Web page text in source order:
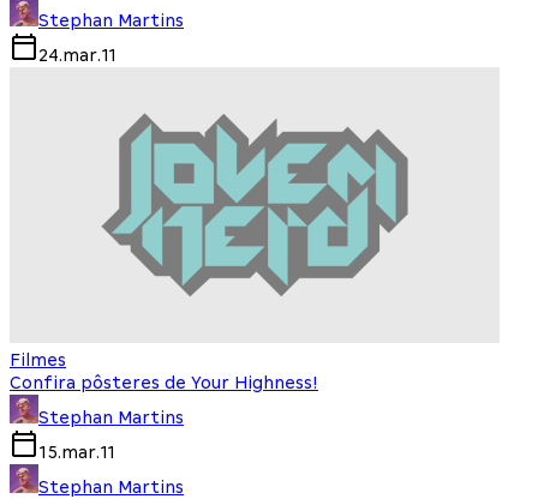
Stephan Martins
24.mar.11
Filmes
Confira pôsteres de Your Highness!
Stephan Martins
15.mar.11
Stephan Martins